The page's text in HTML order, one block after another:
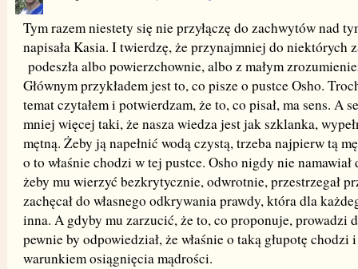
Tym razem niestety się nie przyłączę do zachwytów nad
napisała Kasia. I twierdzę, że przynajmniej do niektórych
podeszła albo powierzchownie, albo z małym
Głównym przykładem jest to, co pisze o pustce Osho.
temat czytałem i potwierdzam, że to, co pisał, ma sens. A
mniej więcej taki, że nasza wiedza jest jak szklanka,
mętną. Żeby ją napełnić wodą czystą, trzeba najpierw tą
o to właśnie chodzi w tej pustce. Osho nigdy nie namawiał
żeby mu wierzyć bezkrytycznie, odwrotnie, przestrzegał
zachęcał do własnego odkrywania prawdy, która dla
inna. A gdyby mu zarzucić, że to, co proponuje, prowadzi
pewnie by odpowiedział, że właśnie o taką głupotę chodzi
warunkiem osiągnięcia mądrości.